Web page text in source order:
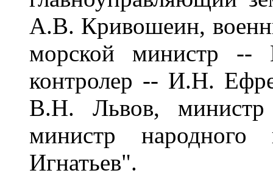
А.В. Кривошеин,
морской министр --
контролер -- И.Н.
В.Н. Львов,
министр
Игнатьев".